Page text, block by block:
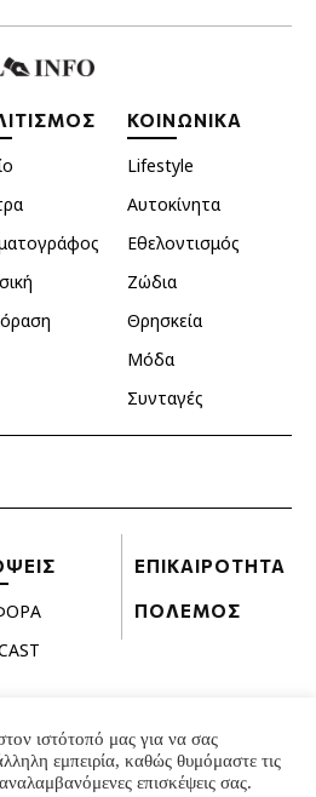
ΚΟΙΝΩΝΙΚΑ
Lifestyle
Αυτοκίνητα
Εθελοντισμός
Ζώδια
Θρησκεία
Μόδα
Συνταγές
ΕΠΙΚΑΙΡΟΤΗΤΑ
ΠΟΛΕΜΟΣ
ιστότοπό μας για να σας
εμπειρία, καθώς θυμόμαστε τις
επισκέψεις σας.